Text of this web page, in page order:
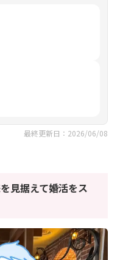
最終更新日：2026/06/08
見据えて婚活をス